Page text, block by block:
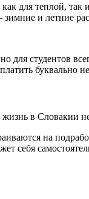
для теплой,
и летние
для студентов
буквально
жизнь в Словакии
на
себя